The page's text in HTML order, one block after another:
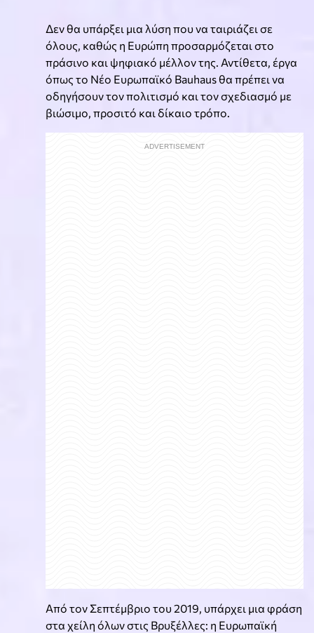
Δεν θα υπάρξει μια λύση που να ταιριάζει σε
όλους, καθώς η Ευρώπη προσαρμόζεται στο
πράσινο και ψηφιακό μέλλον της. Αντίθετα, έργα
όπως το Νέο Ευρωπαϊκό Bauhaus θα πρέπει να
οδηγήσουν τον πολιτισμό και τον σχεδιασμό με
βιώσιμο, προσιτό και δίκαιο τρόπο.
Από τον Σεπτέμβριο του 2019, υπάρχει μια φράση
στα χείλη όλων στις Βρυξέλλες: η Ευρωπαϊκή